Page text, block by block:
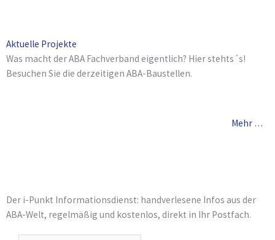
Aktuelle Projekte
Was macht der ABA Fachverband eigentlich? Hier stehts´s!
Besuchen Sie die derzeitigen ABA-Baustellen.
Mehr …
Der i-Punkt Informationsdienst: handverlesene Infos aus der
ABA-Welt, regelmäßig und kostenlos, direkt in Ihr Postfach.